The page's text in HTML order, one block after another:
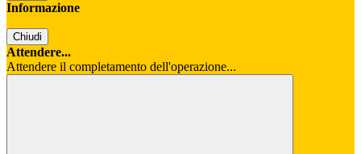
Informazione
Chiudi
Attendere...
Attendere il completamento dell'operazione...